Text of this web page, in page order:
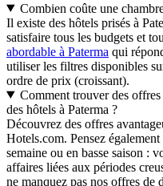
Combien coûte une
Il existe des hôtels prisés à
satisfaire tous les budgets et
abordable à Paterma qui
utiliser les filtres disponibles
ordre de prix (croissant).
Comment trouver des offres
des hôtels à Paterma ?
Découvrez des offres
Hotels.com. Pensez
semaine ou en basse saison :
affaires liées aux périodes
ne manquez pas nos offres de